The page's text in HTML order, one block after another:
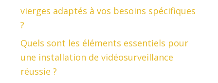
vierges adaptés à vos besoins spécifiques
?
Quels sont les éléments essentiels pour
une installation de vidéosurveillance
réussie ?